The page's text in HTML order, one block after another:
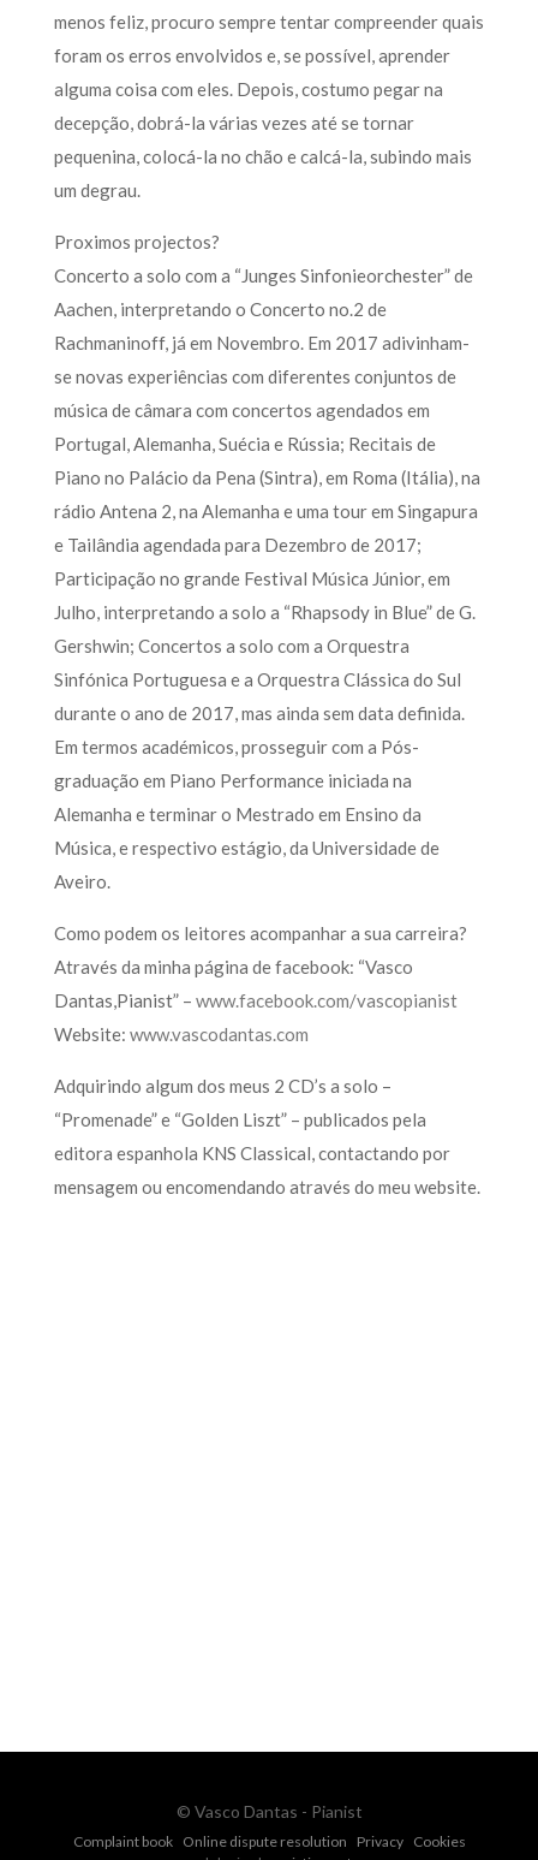
menos feliz, procuro sempre tentar compreender quais
foram os erros envolvidos e, se possível, aprender
alguma coisa com eles. Depois, costumo pegar na
decepção, dobrá-la várias vezes até se tornar
pequenina, colocá-la no chão e calcá-la, subindo mais
um degrau.
Proximos projectos?
Concerto a solo com a “Junges Sinfonieorchester” de
Aachen, interpretando o Concerto no.2 de
Rachmaninoff, já em Novembro. Em 2017 adivinham-
se novas experiências com diferentes conjuntos de
música de câmara com concertos agendados em
Portugal, Alemanha, Suécia e Rússia; Recitais de
Piano no Palácio da Pena (Sintra), em Roma (Itália), na
rádio Antena 2, na Alemanha e uma tour em Singapura
e Tailândia agendada para Dezembro de 2017;
Participação no grande Festival Música Júnior, em
Julho, interpretando a solo a “Rhapsody in Blue” de G.
Gershwin; Concertos a solo com a Orquestra
Sinfónica Portuguesa e a Orquestra Clássica do Sul
durante o ano de 2017, mas ainda sem data definida.
Em termos académicos, prosseguir com a Pós-
graduação em Piano Performance iniciada na
Alemanha e terminar o Mestrado em Ensino da
Música, e respectivo estágio, da Universidade de
Aveiro.
Como podem os leitores acompanhar a sua carreira?
Através da minha página de facebook: “Vasco
Dantas,Pianist” – www.facebook.com/vascopianist
Website: www.vascodantas.com
Adquirindo algum dos meus 2 CD’s a solo –
“Promenade” e “Golden Liszt” – publicados pela
editora espanhola KNS Classical, contactando por
mensagem ou encomendando através do meu website.
© Vasco Dantas - Pianist
Complaint book Online dispute resolution Privacy
Cookies